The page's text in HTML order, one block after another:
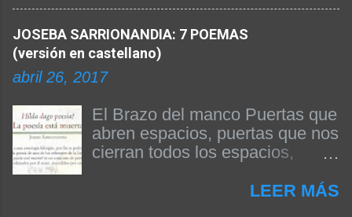
libro. A continuación
reproducimos el prólogo firmado
por el propio Beñat Arginzoniz
edición y explica algunas
cuestiones fundamentales para
entender la obra. Siendo Basho
en occidente, no existía hasta
JOSEBA SARRIONANDIA: 7 POEMAS
(versión en castellano)
abril 26, 2017
El Brazo del manco Puertas que
abren espacios, puertas que nos
cierran todos los espacios,
anhelando el día, díasLEER MÁS